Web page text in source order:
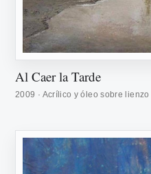
Al Caer la Tarde
2009 · Acrílico y óleo sobre lienzo